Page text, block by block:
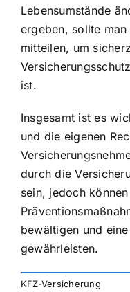
Lebensumstände
ergeben, sollte
mitteilen, um
ist.
Insgesamt ist es
und die eigenen
durch die
sein, jedoch
bewältigen und
gewährleisten.
KFZ-Versicherung